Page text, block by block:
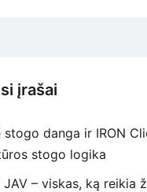
įrašai
stogo danga ir IRON
stogo logika
JAV – viskas, ką reikia